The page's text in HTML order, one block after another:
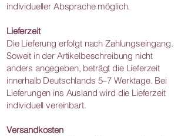
individueller Absprache möglich.
Lieferzeit
Die Lieferung erfolgt nach Zahlungseingang.
Soweit in der Artikelbeschreibung nicht
anders angegeben, beträgt die Lieferzeit
innerhalb Deutschlands 5–7 Werktage. Bei
Lieferungen ins Ausland wird die Lieferzeit
individuell vereinbart.
Versandkosten